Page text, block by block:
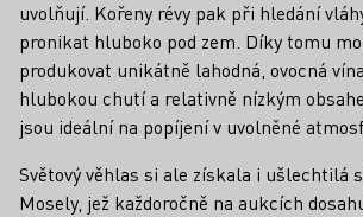
uvolňují. Kořeny révy pak při hledání
pronikat hluboko pod zem. Díky tomu
produkovat unikátně lahodná, ovocná
hlubokou chutí a relativně nízkým
jsou ideální na popíjení v uvolněné
Světový věhlas si ale získala i ušlechtilá
Mosely, jež každoročně na aukcích